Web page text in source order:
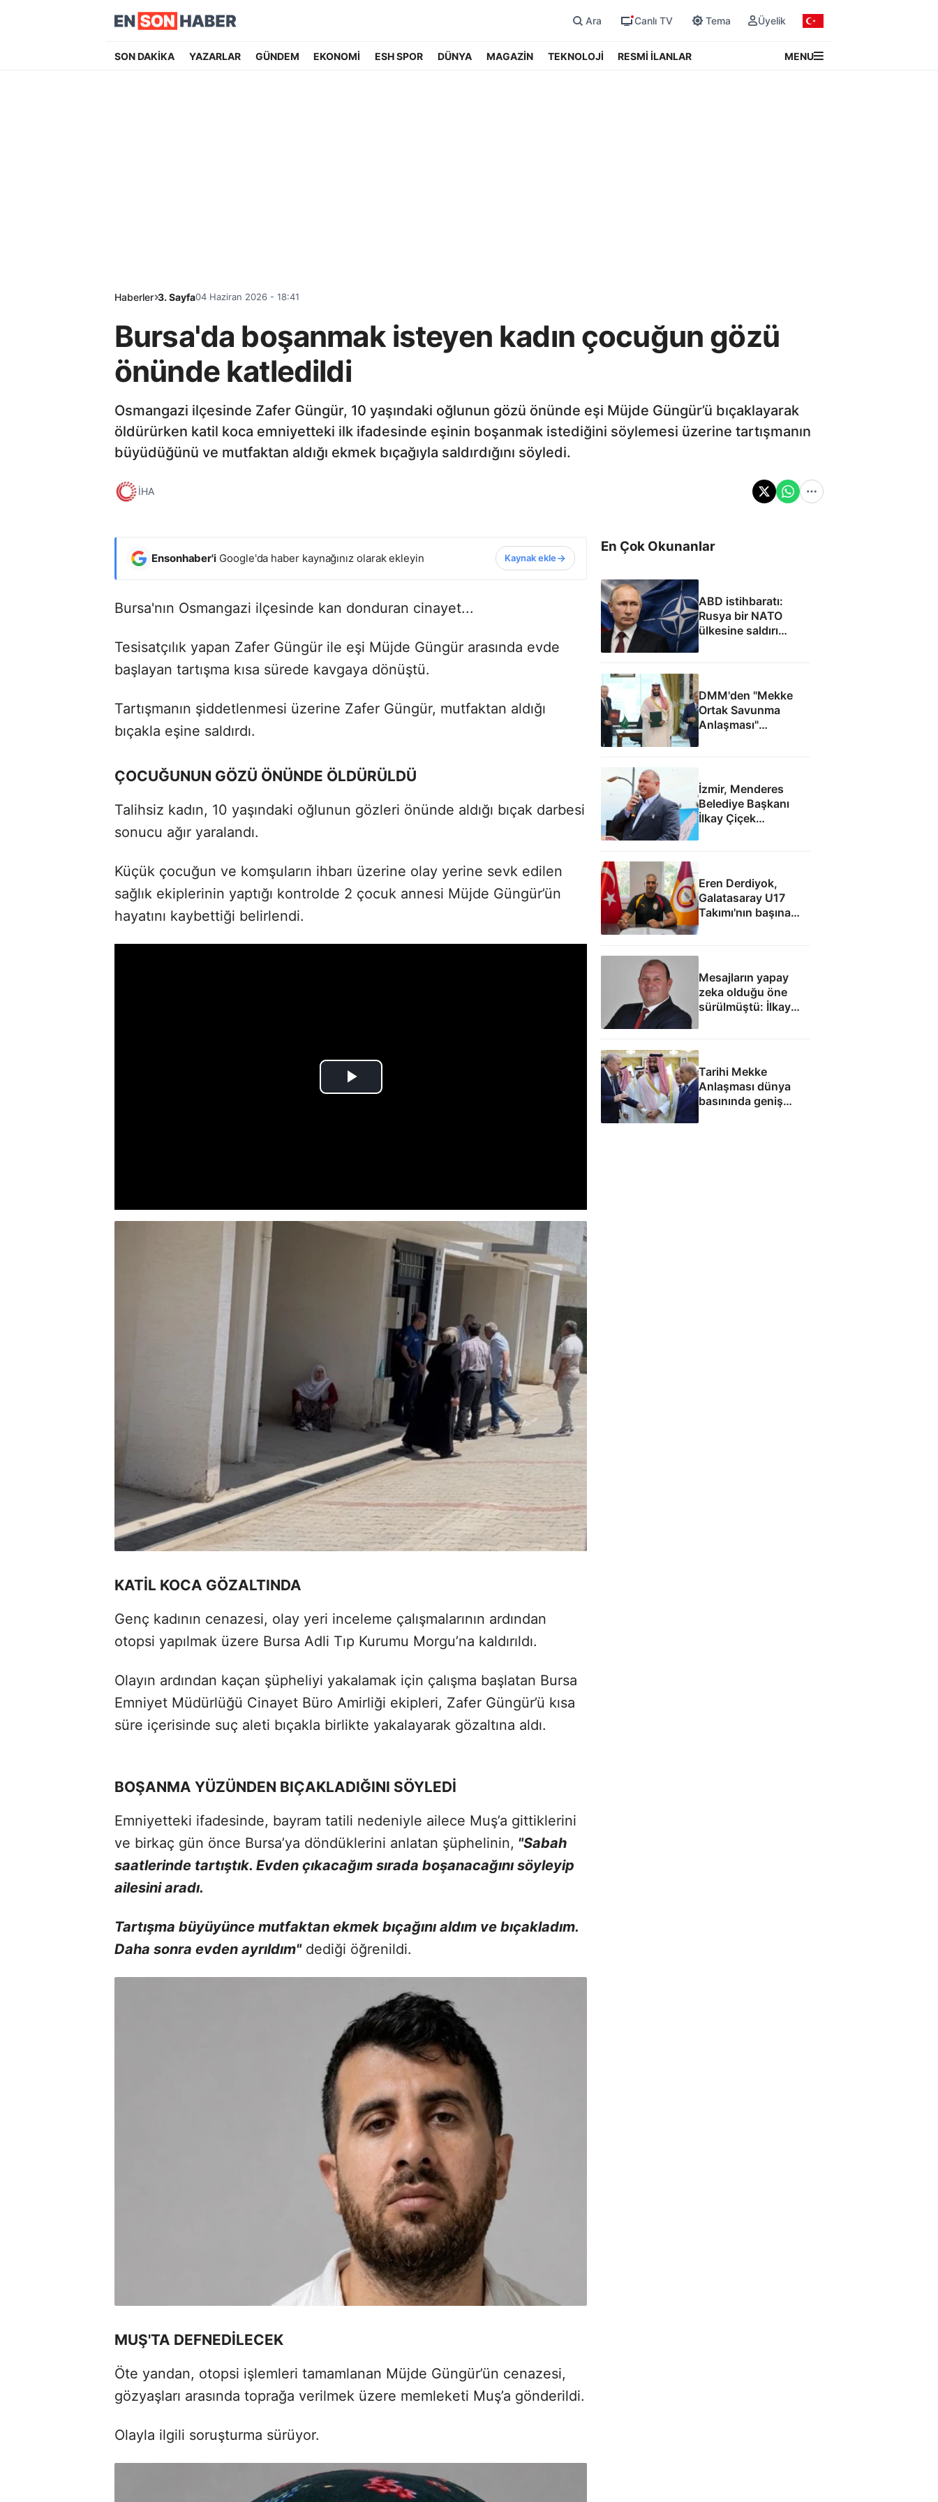
Ara Canlı TV Tema Üyelik
SON DAKİKA YAZARLAR GÜNDEM EKONOMİ ESH SPOR DÜNYA MAGAZİN TEKNOLOJİ RESMİ İLANLAR MENU
Haberler 3. Sayfa04 Haziran 2026 - 18:41
Bursa'da boşanmak isteyen kadın çocuğun gözü
önünde katledildi
Osmangazi ilçesinde Zafer Güngür, 10 yaşındaki oğlunun gözü önünde eşi Müjde Güngür’ü bıçaklayarak
öldürürken katil koca emniyetteki ilk ifadesinde eşinin boşanmak istediğini söylemesi üzerine tartışmanın
büyüdüğünü ve mutfaktan aldığı ekmek bıçağıyla saldırdığını söyledi.
İHA
Ensonhaber'i Google'da haber kaynağınız olarak ekleyin Kaynak ekle
Bursa'nın Osmangazi ilçesinde kan donduran cinayet...
Tesisatçılık yapan Zafer Güngür ile eşi Müjde Güngür arasında evde
başlayan tartışma kısa sürede kavgaya dönüştü.
Tartışmanın şiddetlenmesi üzerine Zafer Güngür, mutfaktan aldığı
bıçakla eşine saldırdı.
ÇOCUĞUNUN GÖZÜ ÖNÜNDE ÖLDÜRÜLDÜ
Talihsiz kadın, 10 yaşındaki oğlunun gözleri önünde aldığı bıçak darbesi
sonucu ağır yaralandı.
Küçük çocuğun ve komşuların ihbarı üzerine olay yerine sevk edilen
sağlık ekiplerinin yaptığı kontrolde 2 çocuk annesi Müjde Güngür’ün
hayatını kaybettiği belirlendi.
KATİL KOCA GÖZALTINDA
Genç kadının cenazesi, olay yeri inceleme çalışmalarının ardından
otopsi yapılmak üzere Bursa Adli Tıp Kurumu Morgu’na kaldırıldı.
Olayın ardından kaçan şüpheliyi yakalamak için çalışma başlatan Bursa
Emniyet Müdürlüğü Cinayet Büro Amirliği ekipleri, Zafer Güngür’ü kısa
süre içerisinde suç aleti bıçakla birlikte yakalayarak gözaltına aldı.
BOŞANMA YÜZÜNDEN BIÇAKLADIĞINI SÖYLEDİ
Emniyetteki ifadesinde, bayram tatili nedeniyle ailece Muş’a gittiklerini
ve birkaç gün önce Bursa’ya döndüklerini anlatan şüphelinin, "Sabah
saatlerinde tartıştık. Evden çıkacağım sırada boşanacağını söyleyip
ailesini aradı.
Tartışma büyüyünce mutfaktan ekmek bıçağını aldım ve bıçakladım.
Daha sonra evden ayrıldım"dediği öğrenildi.
MUŞ'TA DEFNEDİLECEK
Öte yandan, otopsi işlemleri tamamlanan Müjde Güngür’ün cenazesi,
gözyaşları arasında toprağa verilmek üzere memleketi Muş’a gönderildi.
Olayla ilgili soruşturma sürüyor.
En Çok Okunanlar
ABD istihbaratı:
Rusya bir NATO
ülkesine saldırı
düzenleyebilir
DMM'den "Mekke
Ortak Savunma
Anlaşması"
iddialarına yalanlama
İzmir, Menderes
Belediye Başkanı
İlkay Çiçek
Eren Derdiyok,
Galatasaray U17
Takımı'nın başına
geçti
Mesajların yapay
zeka olduğu öne
sürülmüştü: İlkay
Tarihi Mekke
Anlaşması dünya
basınında geniş
yankı uyandırdı